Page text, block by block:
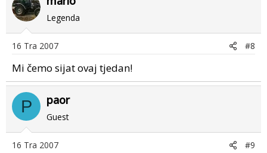
Legenda
16 Tra 2007 #8
Mi čemo sijat ovaj tjedan!
P paor
Guest
16 Tra 2007 #9